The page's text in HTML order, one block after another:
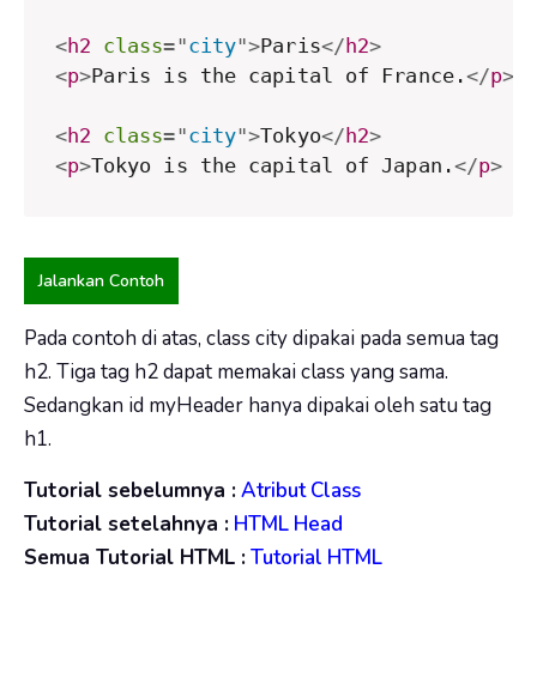
<h2 class="city">Paris</ h2>
<p>Paris is the capital of France.</p>
<h2 class="city">Tokyo</ h2>
<p>Tokyo is the capital of Japan.</p>
Jalankan Contoh
Pada contoh di atas, class city dipakai pada semua tag
h2. Tiga tag h2 dapat memakai class yang sama.
Sedangkan id myHeader hanya dipakai oleh satu tag
h1.
Tutorial sebelumnya :Atribut Class
Tutorial setelahnya : HTML Head
Semua Tutorial HTML :Tutorial HTML